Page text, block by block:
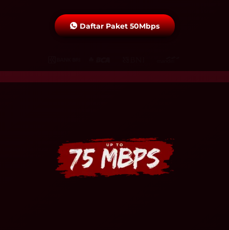
Daftar Paket 50Mbps